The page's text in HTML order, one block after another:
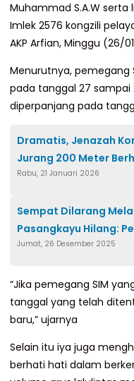
Muhammad S.A.W
Imlek 2576 kongzili
AKP Arfian, Minggu (26/
Menurutnya, pemegang
pada tanggal 27 sampai
diperpanjang pada
Dramatis, Jenazah
Jurang 200 Meter
Heli Dauphin
Rabu, 21 Januari 2026
Sempat Dilarang
Pasangkayu Hilang:
Perairan Sulteng
Jumat, 26 Desember 2025
“Jika pemegang SIM
tanggal yang telah
baru,” ujarnya
Selain itu iya juga
berhati hati dalam